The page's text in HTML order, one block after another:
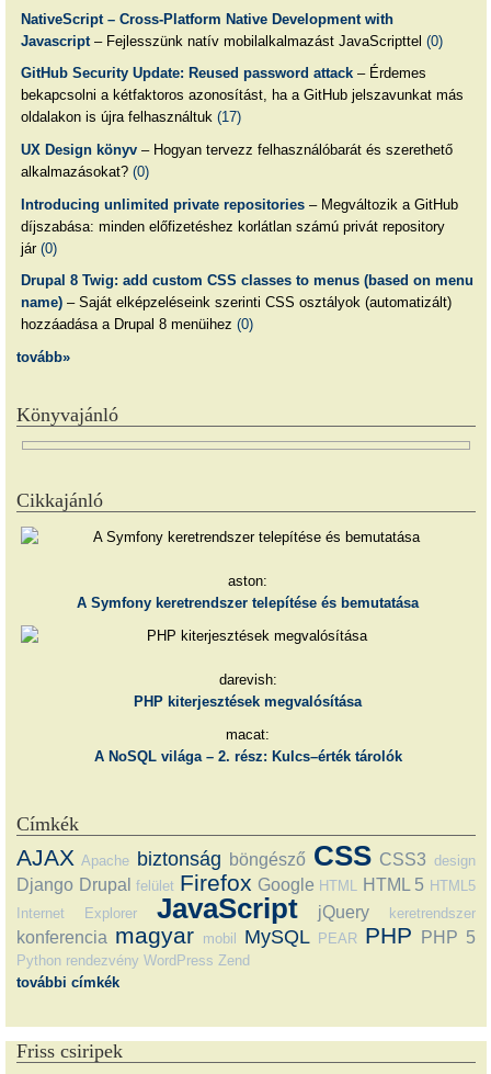
NativeScript – Cross-Platform Native Development with
Javascript– Fejlesszünk natív mobilalkalmazást JavaScripttel (0)
GitHub Security Update: Reused password attack– Érdemes
bekapcsolni a kétfaktoros azonosítást, ha a GitHub jelszavunkat más
oldalakon is újra felhasználtuk (17)
UX Design könyv– Hogyan tervezz felhasználóbarát és szerethető
alkalmazásokat? (0)
Introducing unlimited private repositories– Megváltozik a GitHub
díjszabása: minden előfizetéshez korlátlan számú privát repository
jár (0)
Drupal 8 Twig: add custom CSS classes to menus (based on menu
name)– Saját elképzeléseink szerinti CSS osztályok (automatizált)
hozzáadása a Drupal 8 menüihez (0)
tovább»
Könyvajánló
Cikkajánló
aston:
A Symfony keretrendszer telepítése és bemutatása
darevish:
PHP kiterjesztések megvalósítása
macat:
A NoSQL világa – 2. rész: Kulcs–érték tárolók
Címkék
AJAX Apache biztonság böngésző CSS CSS3 design
Django Drupal felület Firefox Google HTML HTML 5 HTML5
Internet Explorer
JavaScript jQuery keretrendszer
konferencia magyar mobil MySQL PEAR PHP PHP 5
Python rendezvény WordPress Zend
további címkék
Friss csiripek